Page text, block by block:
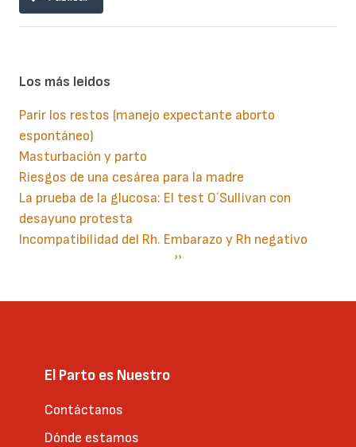
Los más leidos
Parir los restos (manejo expectante aborto
espontáneo)
Masturbación y parto
Riesgos de una cesárea para la madre
La prueba de la glucosa: El test O´Sullivan con
desayuno protesta
Incompatibilidad del Rh. Embarazo y Rh negativo
Siguiente
››
El Parto es Nuestro
Contáctanos
Dónde estamos